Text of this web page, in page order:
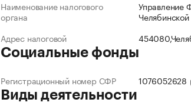
Наименование налогового
органа
Управление
Адрес налоговой
Социальные фонды
Регистрационный номер СФР 1076052628
Виды деятельности